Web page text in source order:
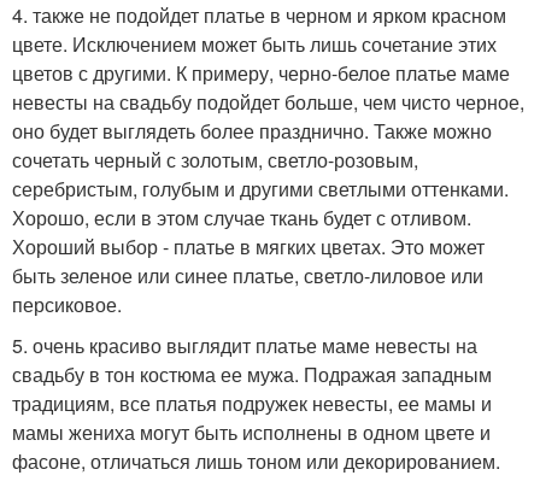
4. также не подойдет платье в черном и ярком красном
цвете. Исключением может быть лишь сочетание этих
цветов с другими. К примеру, черно-белое платье маме
невесты на свадьбу подойдет больше, чем чисто черное,
оно будет выглядеть более празднично. Также можно
сочетать черный с золотым, светло-розовым,
серебристым, голубым и другими светлыми оттенками.
Хорошо, если в этом случае ткань будет с отливом.
Хороший выбор - платье в мягких цветах. Это может
быть зеленое или синее платье, светло-лиловое или
персиковое.
5. очень красиво выглядит платье маме невесты на
свадьбу в тон костюма ее мужа. Подражая западным
традициям, все платья подружек невесты, ее мамы и
мамы жениха могут быть исполнены в одном цвете и
фасоне, отличаться лишь тоном или декорированием.